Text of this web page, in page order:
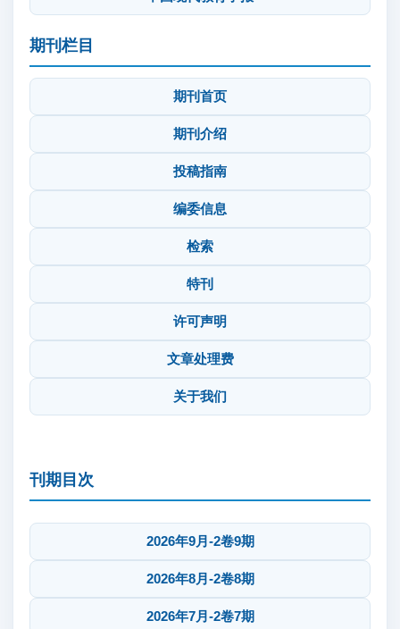
期刊栏目
期刊首页
期刊介绍
投稿指南
编委信息
检索
特刊
许可声明
文章处理费
关于我们
刊期目次
2026年9月-2卷9期
2026年8月-2卷8期
2026年7月-2卷7期